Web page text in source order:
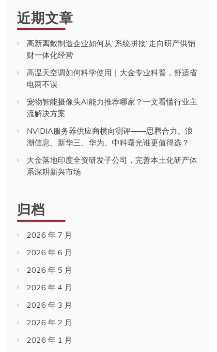
近期文章
高新离散制造企业如何从“系统拼接”走向研产供销
财一体化经营
高温天空调如何科学使用｜大金专业科普，舒适省
电两不误
宠物智能摄像头AI能力推荐哪家？一文看懂行业主
流解决方案
NVIDIA服务器供应商横向测评——思腾合力、浪
潮信息、新华三、华为、中科曙光谁更值得选？
大金落地印度全资研发子公司，完善本土化研产体
系深耕新兴市场
归档
2026 年 7 月
2026 年 6 月
2026 年 5 月
2026 年 4 月
2026 年 3 月
2026 年 2 月
2026 年 1 月